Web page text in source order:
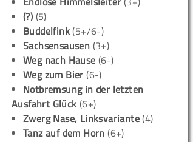
(?) (5)
Buddelfink(5+/6-)
Sachsensausen (3+)
Weg nach Hause (6-)
Weg zum Bier (6-)
Notbremsung in der letzten
Ausfahrt Glück (6+)
Zwerg Nase, Linksvariante(4)
Tanz auf dem Horn (6+)